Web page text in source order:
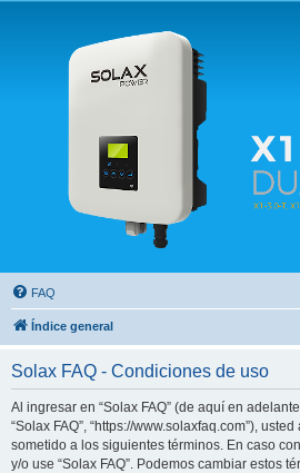
Solax FAQ
Lugar para intercambiar dudas sobre inversores
FAQ
Índice general
Solax FAQ - Condiciones de uso
Al ingresar en “Solax FAQ” (de aquí en adelante
“Solax FAQ”, “https://www.solaxfaq.com”),
sometido a los siguientes términos. En caso
y/o use “Solax FAQ”. Podemos cambiar estos